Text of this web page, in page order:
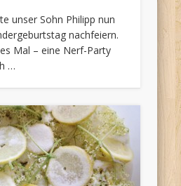
unser Sohn Philipp nun
nachfeiern.
Mal – eine Nerf-Party
…